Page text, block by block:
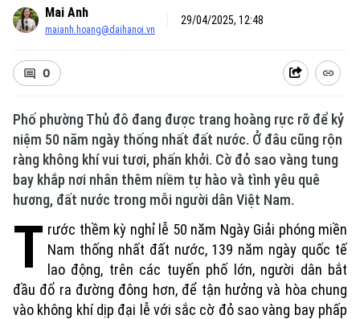
Chuyên mục
Thời sự
Hà Nội
Hà Nội
Mai Anh
maianh.hoang@daihanoi.vn
29/04/2025, 12:48
0
Phố phường Thủ đô đang được trang hoàng rực rỡ để kỷ
niệm 50 năm ngày thống nhất đất nước. Ở đâu cũng rộn
ràng không khí vui tươi, phấn khởi. Cờ đỏ sao vàng tung
bay khắp nơi nhân thêm niềm tự hào và tình yêu quê
hương, đất nước trong mỗi người dân Việt Nam.
T rước thềm kỳ nghỉ lễ 50 năm Ngày Giải phóng miền
Nam thống nhất đất nước, 139 năm ngày quốc tế
lao động, trên các tuyến phố lớn, người dân bắt
đầu đổ ra đường đông hơn, để tận hưởng và hòa chung
vào không khí dịp đại lễ với sắc cờ đỏ sao vàng bay phấp